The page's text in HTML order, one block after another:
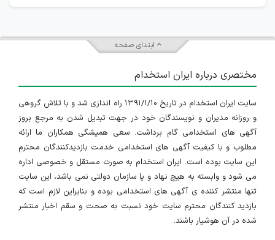
ابتدای صفحه
مختصری درباره ایران استخدام
سایت ایران استخدام در تاریخ ۱۳۹۱/۱/۱۰ راه اندازی شد و با تلاش گروهی
و روزانه مدیران و نویسندگان خود در جهت تبدیل شدن به مرجع بروز
آگهی های استخدامی گام برداشت. سعی همیشگی همکاران ما ارائه
مطلوب و با کیفیت آگهی های استخدامی خدمت بازدیدکنندگان محترم
این سایت بوده است. ایران استخدام به صورت مستقل و خصوصی اداره
می شود و وابسته به هیچ نهاد و یا سازمان دولتی نمی باشد، این سایت
تنها منتشر کننده ی آگهی های استخدامی بوده و بنابراین لازم است که
بازدید کنندگان محترم سایت خود نسبت به صحت و سقم اخبار منتشر
شده در آن هوشیار باشند.